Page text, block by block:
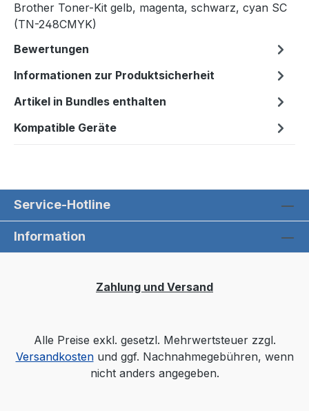
Brother Toner-Kit gelb, magenta, schwarz, cyan SC
(TN-248CMYK)
Bewertungen
Informationen zur Produktsicherheit
Artikel in Bundles enthalten
Kompatible Geräte
Service-Hotline
Information
Zahlung und Versand
Alle Preise exkl. gesetzl. Mehrwertsteuer zzgl.
Versandkostenund ggf. Nachnahmegebühren, wenn
nicht anders angegeben.